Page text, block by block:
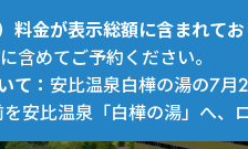
料金が表示総額に含まれて
含めてご予約ください。
て：安比温泉白樺の湯の7月
安比温泉「白樺の湯」へ、